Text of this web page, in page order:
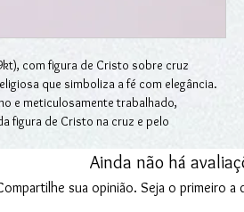
com figura de Cristo sobre cruz
que simboliza a fé com elegância.
e meticulosamente trabalhado,
figura de Cristo na cruz e pelo
para uma celebração especial, um
de fé, este crucifixo é uma peça
Ainda não há
sua opinião. Seja o primeiro a